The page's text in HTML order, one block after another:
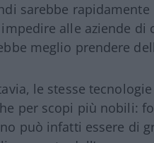
sarebbe
impedire alle aziende
meglio prendere
le stesse
per scopi più nobili:
può infatti essere di